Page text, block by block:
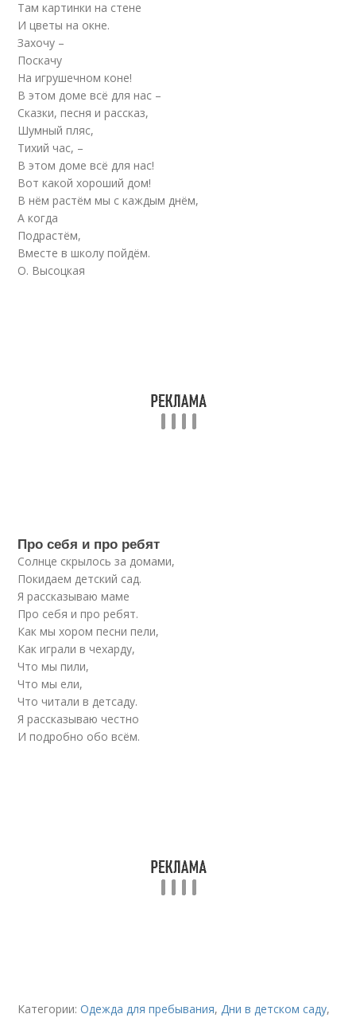
Там картинки на стене
И цветы на окне.
Захочу –
Поскачу
На игрушечном коне!
В этом доме всё для нас –
Сказки, песня и рассказ,
Шумный пляс,
Тихий час, –
В этом доме всё для нас!
Вот какой хороший дом!
В нём растём мы с каждым днём,
А когда
Подрастём,
Вместе в школу пойдём.
О. Высоцкая
Про себя и про ребят
Солнце скрылось за домами,
Покидаем детский сад.
Я рассказываю маме
Про себя и про ребят.
Как мы хором песни пели,
Как играли в чехарду,
Что мы пили,
Что мы ели,
Что читали в детсаду.
Я рассказываю честно
И подробно обо всём.
Категории:Одежда для пребывания,Дни в детском саду,